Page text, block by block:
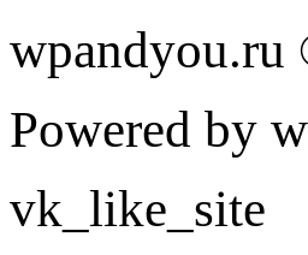
Powered by
vk_like_site